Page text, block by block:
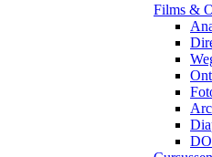
Films &